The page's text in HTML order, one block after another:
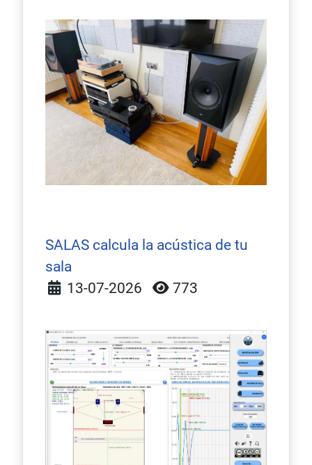
SALAS calcula la acústica de tu
sala
Detalles
13-07-2026 773